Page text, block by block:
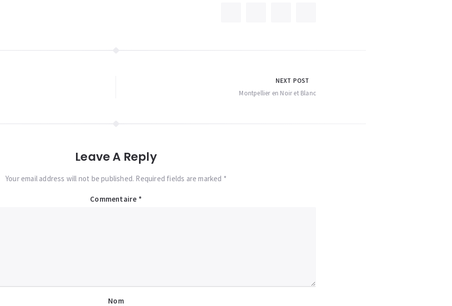
NEXT POST
Montpellier en Noir et Blanc
Leave A Reply
Your email address will not be published. Required fields are marked *
Commentaire *
Nom